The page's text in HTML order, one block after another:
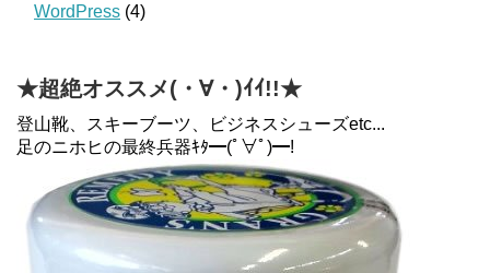
WordPress (4)
★超絶オススメ(・∀・)ｲｲ!!★
登山靴、スキーブーツ、ビジネスシューズetc...
足のニホヒの最終兵器ｷﾀ━(ﾟ∀ﾟ)━!